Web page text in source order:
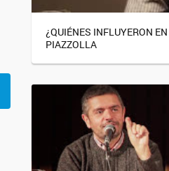
¿QUIÉNES INFLUYERON
PIAZZOLLA